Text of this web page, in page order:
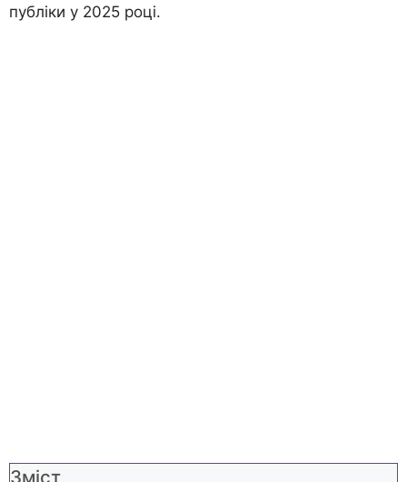
публіки у 2025 році.
Зміст